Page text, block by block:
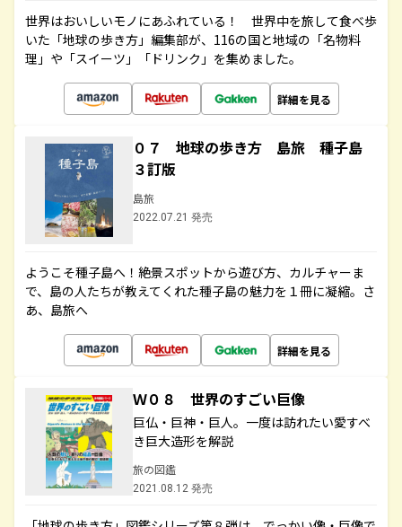
世界はおいしいモノにあふれている！ 世界中を旅して食べ歩
いた「地球の歩き方」編集部が、116の国と地域の「名物料
理」や「スイーツ」「ドリンク」を集めました。
詳細を見る
０７ 地球の歩き方 島旅 種子島
３訂版
島旅
2022.07.21 発売
ようこそ種子島へ！絶景スポットから遊び方、カルチャーま
で、島の人たちが教えてくれた種子島の魅力を１冊に凝縮。さ
あ、島旅へ
詳細を見る
Ｗ０８ 世界のすごい巨像
巨仏・巨神・巨人。一度は訪れたい愛すべ
き巨大造形を解説
旅の図鑑
2021.08.12 発売